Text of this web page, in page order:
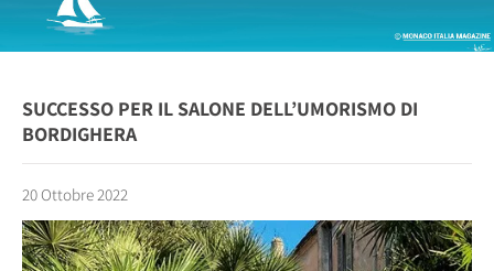
SUCCESSO PER IL SALONE DELL’UMORISMO DI
BORDIGHERA
20 Ottobre 2022